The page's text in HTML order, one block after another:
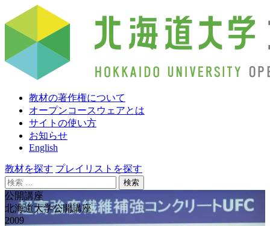
教材の著作権について
オープンコースウェアとは
サイトの使い方
お知らせ
English
教材を探す プレイリストを探す
検
索:
公開講座
北海道大学公開講座
2009